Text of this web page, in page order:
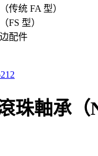
传统 FA 型）
FS 型）
配件
珠軸承